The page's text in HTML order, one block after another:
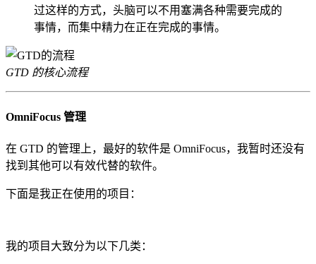
过这样的方式，头脑可以不用塞满各种需要完成的
事情，而集中精力在正在完成的事情。
GTD 的核心流程
OmniFocus 管理
在 GTD 的管理上，最好的软件是 OmniFocus，我暂时还没有
找到其他可以有效代替的软件。
下面是我正在使用的项目：
我的项目大致分为以下几类：